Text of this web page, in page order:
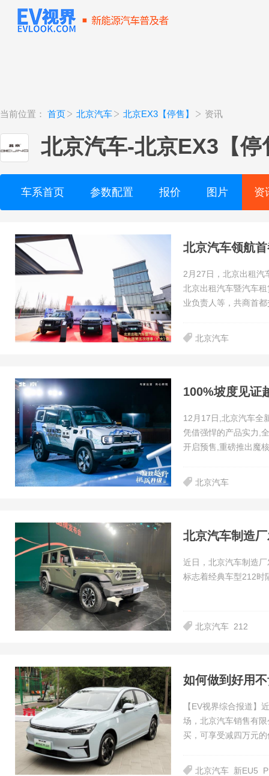
当前位置： 首页 北京汽车 北京EX3【停售】 资讯
北京汽车-北京EX3【停
车系首页 参数配置 报价 图片 资
2月27日，北京出租汽
北京出租汽车暨汽车
业负责人等，共商首
北京汽车
100%坡度见证
12月17日,北京汽车全
凭借强悍的产品实力,
开启预售,重磅推出魔
北京汽车
北京汽车制造
近日，北京汽车制造
标志着经典车型212时
北京汽车 212
如何做到好用
【EV视界综合报道】
场，北京汽车销售有
买，可享受减四万元
北京汽车 新EU5